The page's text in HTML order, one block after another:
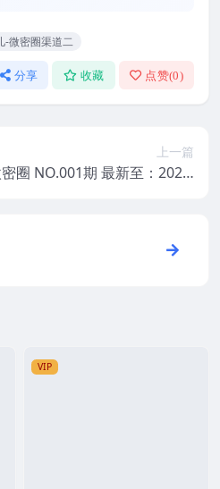
-微密圈渠道二
分享 收藏 点赞(0)
上一篇
圈 NO.001期 最新至：2025.
VIP